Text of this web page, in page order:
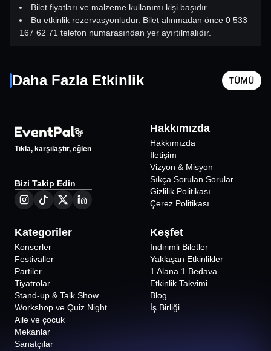
Bilet fiyatları ve malzeme kullanımı kişi başıdır.
Bu etkinlik rezervasyonludur. Bilet alınmadan önce 0 533
167 62 71 telefon numarasından yer ayırtılmalıdır.
Daha Fazla Etkinlik TÜMÜ
%47 İNDİRİMLİ
İstanbul
Jolly Joker Atakent Tema
19
İstanbul
Tıkla, karşılaştır, eğlen
Bizi Takip Edin
Hakkımızda
Hakkımızda
İletişim
Vizyon & Misyon
Sıkça Sorulan Sorular
Gizlilik Politikası
Çerez Politikası
Kategoriler
Konserler
Festivaller
Partiler
Tiyatrolar
Stand-up & Talk Show
Workshop ve Quiz Night
Aile ve çocuk
Mekanlar
Sanatçılar
Keşfet
İndirimli Biletler
Yaklaşan Etkinlikler
1 Alana 1 Bedava
Etkinlik Takvimi
Blog
İş Birliği